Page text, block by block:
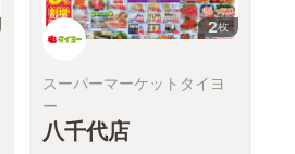
2枚
スーパーマーケットタイヨ
ー
八千代店